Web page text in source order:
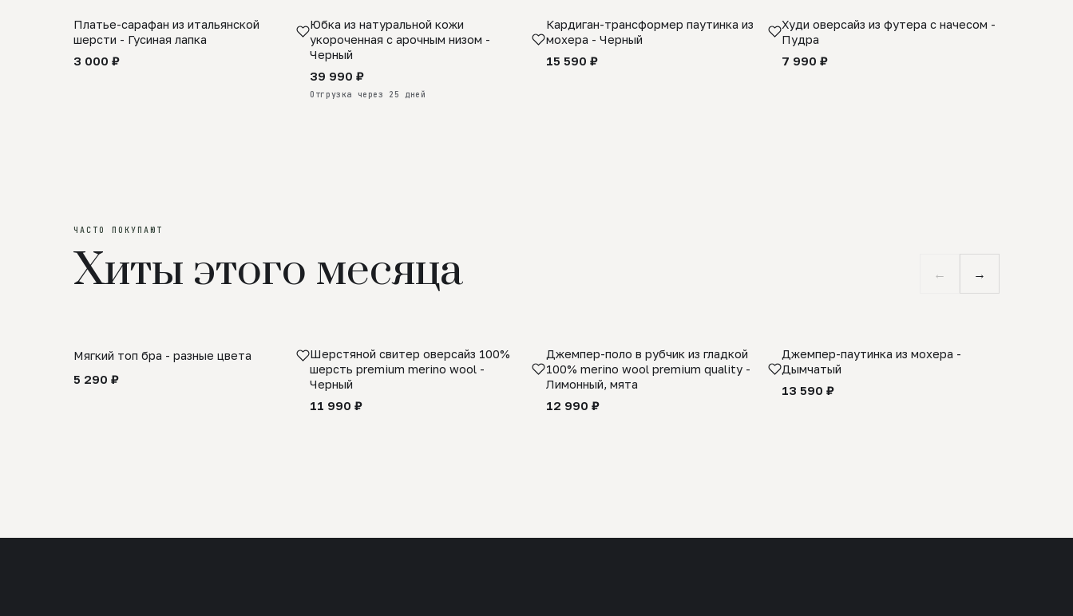
SALE
Платье-сарафан из итальянской
шерсти - Гусиная лапка
3 000 ₽
ПРЕДЗАКАЗ
Юбка из натуральной кожи
укороченная с арочным низом -
Черный
39 990 ₽
Отгрузка через 25 дней
Кардиган-трансформер паутинка из
мохера - Черный
15 590 ₽
Худи оверсайз из футера с начесом -
Пудра
7 990 ₽
ЧАСТО ПОКУПАЮТ
Хиты этого месяца ← →
Мягкий топ бра - разные цвета
5 290 ₽
Шерстяной свитер оверсайз 100%
шерсть premium merino wool -
Черный
11 990 ₽
Джемпер-поло в рубчик из гладкой
100% merino wool premium quality -
Лимонный, мята
12 990 ₽
Джемпер-паутинка из мохера -
Дымчатый
13 590 ₽